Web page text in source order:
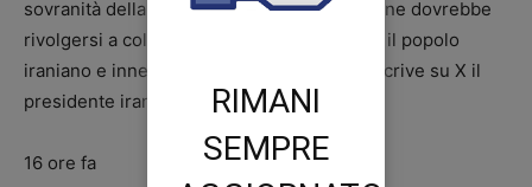
sovranità della nostra nazione. La mediazione dovrebbe
rivolgersi a coloro che hanno sottovalutato il popolo
iraniano e innescato questo conflitto». Lo scrive su X il
presidente iraniano Masoud Pezeshkian.
16 ore fa
RIMANI
SEMPRE